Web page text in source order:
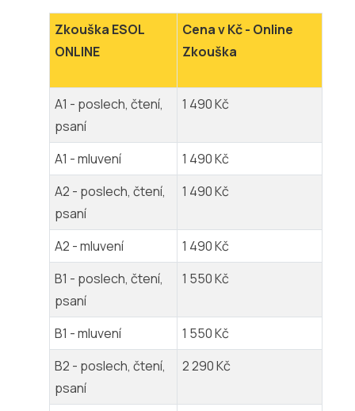
Zkouška ESOL
ONLINE
Cena v Kč - Online
Zkouška
A1 - poslech, čtení,
psaní
1 490 Kč
A1 - mluvení
1 490 Kč
A2 - poslech, čtení,
psaní
1 490 Kč
A2 - mluvení
1 490 Kč
B1 - poslech, čtení,
psaní
1 550 Kč
B1 - mluvení
1 550 Kč
B2 - poslech, čtení,
psaní
2 290 Kč